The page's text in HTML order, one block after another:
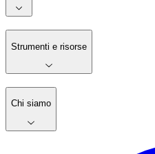
Strumenti e risorse
Chi siamo